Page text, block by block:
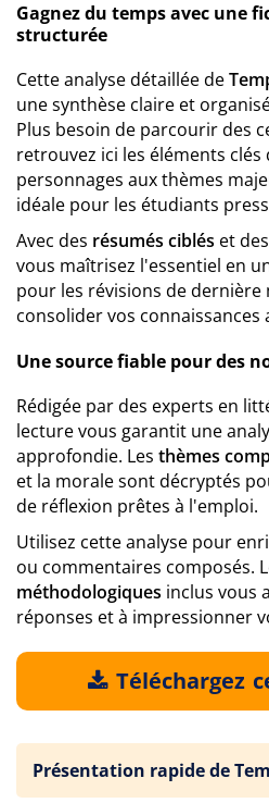
Gagnez du temps avec une
structurée
Cette analyse détaillée de
une synthèse claire et
Plus besoin de parcourir des
retrouvez ici les éléments clés
personnages aux thèmes
idéale pour les étudiants
Avec des résumés ciblés et des
vous maîtrisez l'essentiel en
pour les révisions de
consolider vos connaissances
Une source fiable pour des
Rédigée par des experts en
lecture vous garantit une
approfondie. Les thèmes
et la morale sont décryptés
de réflexion prêtes à l'emploi.
Utilisez cette analyse pour
ou commentaires composés.
méthodologiques inclus vous
réponses et à impressionner
Téléchargez
Présentation rapide de